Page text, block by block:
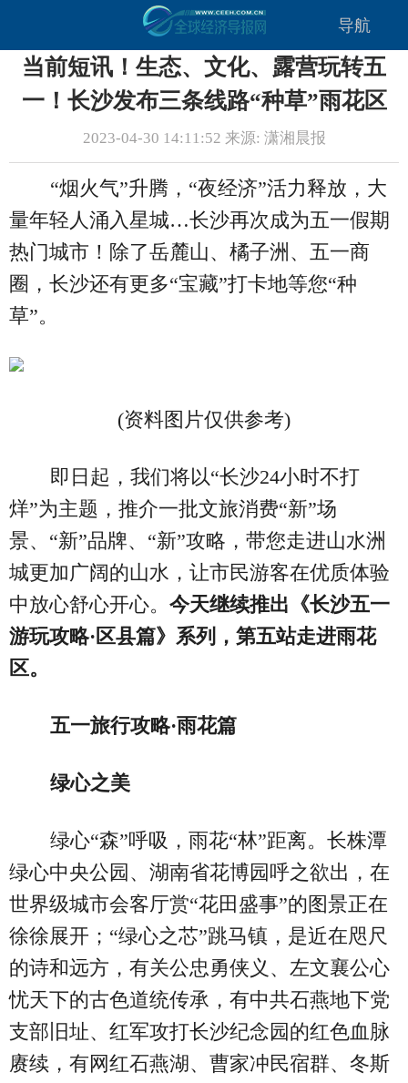
导航
当前短讯！生态、文化、露营玩转五
一！长沙发布三条线路“种草”雨花区
2023-04-30 14:11:52 来源: 潇湘晨报
“烟火气”升腾，“夜经济”活力释放，大
量年轻人涌入星城…长沙再次成为五一假期
热门城市！除了岳麓山、橘子洲、五一商
圈，长沙还有更多“宝藏”打卡地等您“种
草”。
(资料图片仅供参考)
即日起，我们将以“长沙24小时不打
烊”为主题，推介一批文旅消费“新”场
景、“新”品牌、“新”攻略，带您走进山水洲
城更加广阔的山水，让市民游客在优质体验
中放心舒心开心。 今天继续推出《长沙五一
游玩攻略·区县篇》系列，第五站走进雨花
区。
五一旅行攻略·雨花篇
绿心之美
绿心“森”呼吸，雨花“林”距离。长株潭
绿心中央公园、湖南省花博园呼之欲出，在
世界级城市会客厅赏“花田盛事”的图景正在
徐徐展开；“绿心之芯”跳马镇，是近在咫尺
的诗和远方，有关公忠勇侠义、左文襄公心
忧天下的古色道统传承，有中共石燕地下党
支部旧址、红军攻打长沙纪念园的红色血脉
赓续，有网红石燕湖、曹家冲民宿群、冬斯